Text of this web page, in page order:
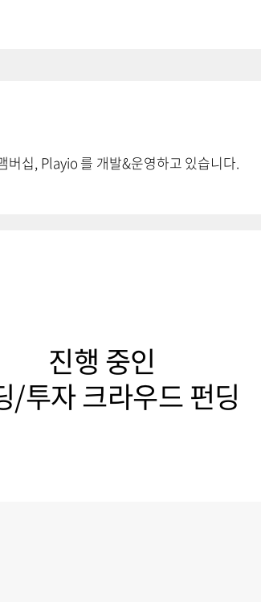
버십, Playio 를 개발&운영하고 있습니다.
진행 중인
/투자 크라우드 펀딩